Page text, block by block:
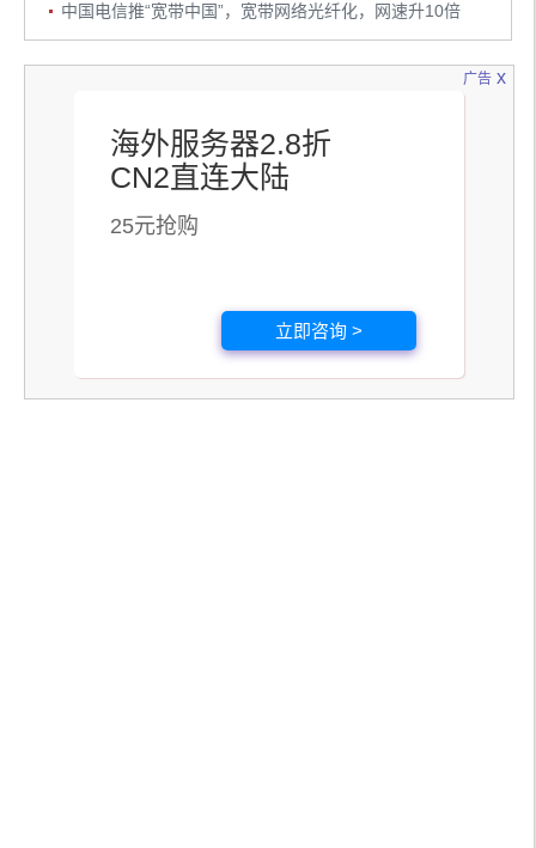
中国电信推“宽带中国”，宽带网络光纤化，网速升10倍
广告
海外服务器2.8折
CN2直连大陆
25元抢购
立即咨询 >
x